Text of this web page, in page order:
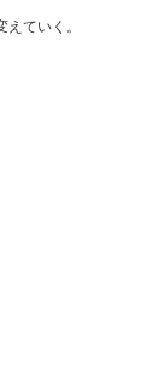
ていく。